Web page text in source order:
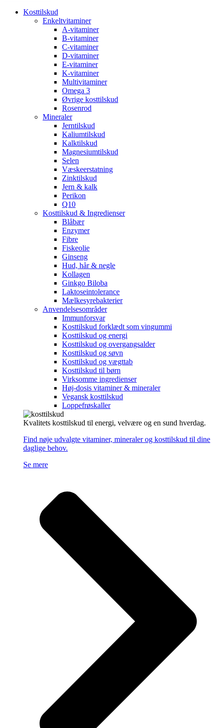
Kosttilskud
Enkeltvitaminer
A-vitaminer
B-vitaminer
C-vitaminer
D-vitaminer
E-vitaminer
K-vitaminer
Multivitaminer
Omega 3
Øvrige kosttilskud
Rosenrod
Mineraler
Jerntilskud
Kaliumtilskud
Kalktilskud
Magnesiumtilskud
Selen
Væskeerstatning
Zinktilskud
Jern & kalk
Perikon
Q10
Kosttilskud & Ingredienser
Blåbær
Enzymer
Fibre
Fiskeolie
Ginseng
Hud, hår & negle
Kollagen
Ginkgo Biloba
Laktoseintolerance
Mælkesyrebakterier
Anvendelsesområder
Immunforsvar
Kosttilskud forklædt som vingummi
Kosttilskud og energi
Kosttilskud og overgangsalder
Kosttilskud og søvn
Kosttilskud og vægttab
Kosttilskud til børn
Virksomme ingredienser
Høj-dosis vitaminer & mineraler
Vegansk kosttilskud
Loppefrøskaller
Kvalitets kosttilskud til energi, velvære og en sund hverdag.
Find nøje udvalgte vitaminer, mineraler og kosttilskud til dine
daglige behov.
Se mere